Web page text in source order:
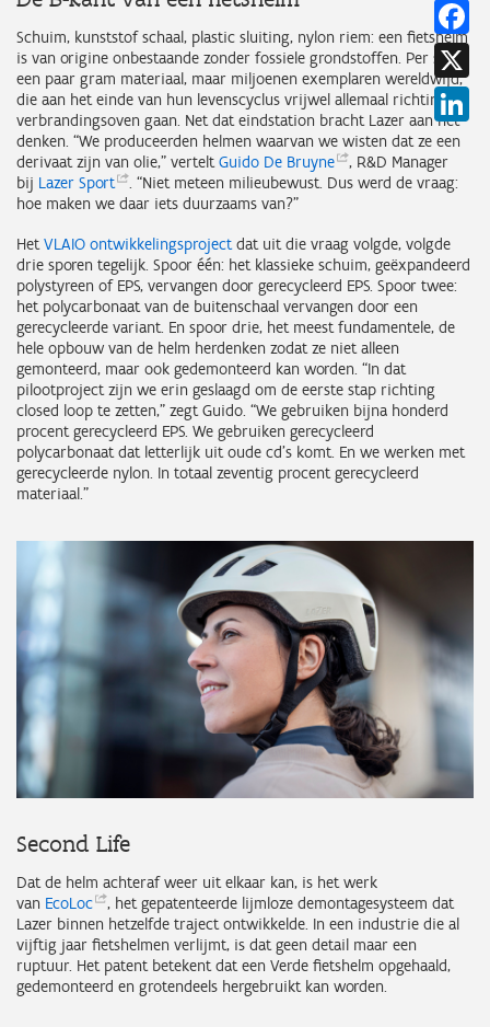
Schuim, kunststof schaal, plastic sluiting, nylon riem: een fietshelm
is van origine onbestaande zonder fossiele grondstoffen. Per stuk
een paar gram materiaal, maar miljoenen exemplaren wereldwijd,
die aan het einde van hun levenscyclus vrijwel allemaal richting
verbrandingsoven gaan. Net dat eindstation bracht Lazer aan het
denken. “We produceerden helmen waarvan we wisten dat ze een
derivaat zijn van olie,” verteltGuido De Bruyne
, R&D Manager
bij Lazer Sport
. “Niet meteen milieubewust. Dus werd de vraag:
hoe maken we daar iets duurzaams van?”
HetVLAIO ontwikkelingsprojectdat uit die vraag volgde, volgde
drie sporen tegelijk. Spoor één: het klassieke schuim, geëxpandeerd
polystyreen of EPS, vervangen door gerecycleerd EPS. Spoor twee:
het polycarbonaat van de buitenschaal vervangen door een
gerecycleerde variant. En spoor drie, het meest fundamentele, de
hele opbouw van de helm herdenken zodat ze niet alleen
gemonteerd, maar ook gedemonteerd kan worden. “In dat
pilootproject zijn we erin geslaagd om de eerste stap richting
closed loop te zetten,” zegt Guido. “We gebruiken bijna honderd
procent gerecycleerd EPS. We gebruiken gerecycleerd
polycarbonaat dat letterlijk uit oude cd’s komt. En we werken met
gerecycleerde nylon. In totaal zeventig procent gerecycleerd
materiaal.”
Second Life
Dat de helm achteraf weer uit elkaar kan, is het werk
van EcoLoc
, het gepatenteerde lijmloze demontagesysteem dat
Lazer binnen hetzelfde traject ontwikkelde. In een industrie die al
vijftig jaar fietshelmen verlijmt, is dat geen detail maar een
ruptuur. Het patent betekent dat een Verde fietshelm opgehaald,
gedemonteerd en grotendeels hergebruikt kan worden.